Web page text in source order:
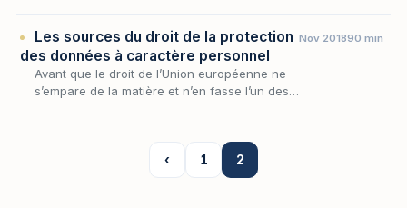
sociaux…
Les sources du droit de la protection
des données à caractère personnel
Avant que le droit de l’Union européenne ne
s’empare de la matière et n’en fasse l’un des
Nov 201890 min
‹ 1 2